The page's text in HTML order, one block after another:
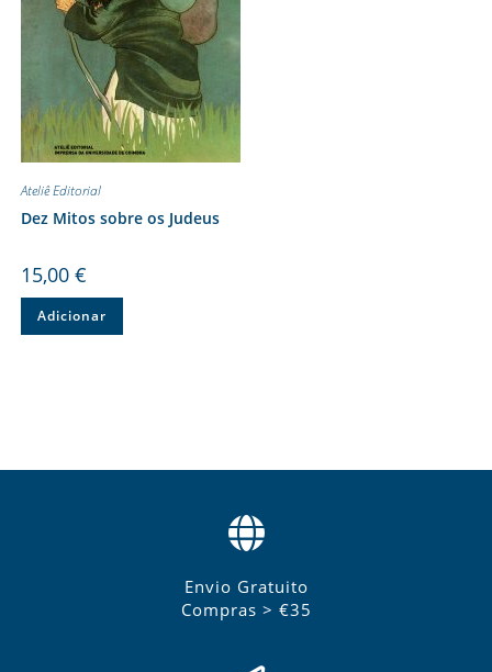
Ateliê Editorial
Dez Mitos sobre os Judeus
15,00 €
Adicionar
Envio Gratuito
Compras > €35